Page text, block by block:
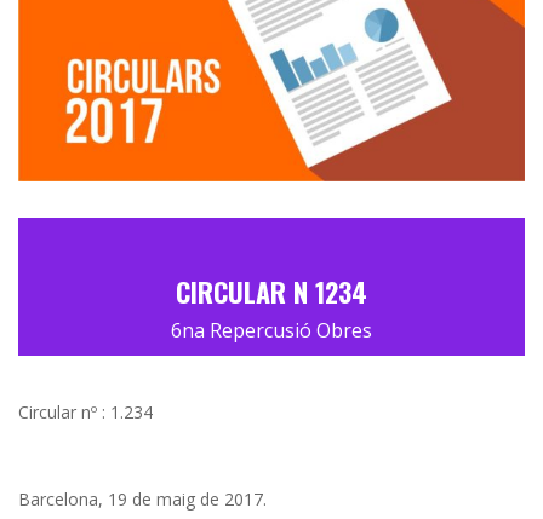
CIRCULAR N 1234
6na Repercusió Obres
Circular nº : 1.234
Barcelona, 19 de maig de 2017.